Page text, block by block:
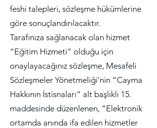
feshi talepleri, sözleşme hükümlerine
göre sonuçlandırılacaktır.
Tarafınıza sağlanacak olan hizmet
“Eğitim Hizmeti” olduğu için
onaylayacağınız sözleşme, Mesafeli
Sözleşmeler Yönetmeliği’nin “Cayma
Hakkının İstisnaları” alt başlıklı 15.
maddesinde düzenlenen, “Elektronik
ortamda anında ifa edilen hizmetler